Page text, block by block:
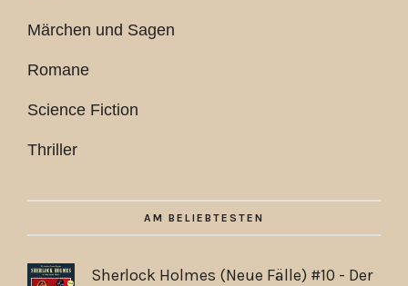
Märchen und Sagen
Romane
Science Fiction
Thriller
AM BELIEBTESTEN
Sherlock Holmes (Neue Fälle) #10 - Der